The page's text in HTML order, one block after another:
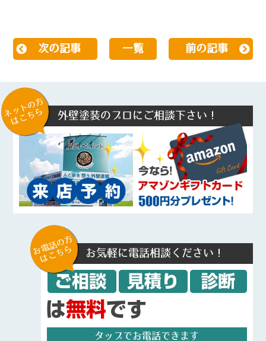
次の記事 一覧 前の記事
ネットの方
はこちら 外壁塗装のプロにご相談下さい！
お電話の方
はこちら お気軽に電話相談ください！
タップでお電話できます